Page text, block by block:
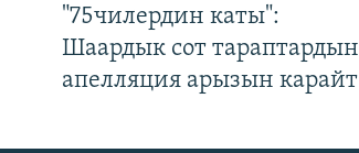
"75чилердин каты":
Шаардык сот тараптардын
апелляция арызын карайт